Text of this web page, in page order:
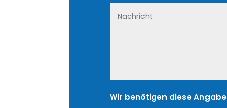
Wir benötigen diese